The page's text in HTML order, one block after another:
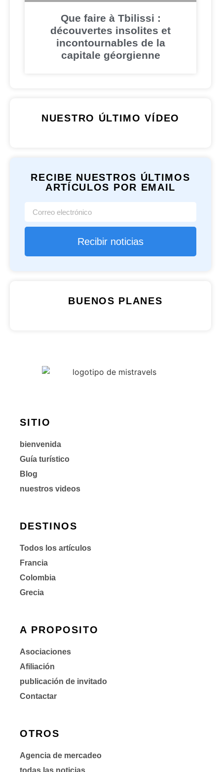
Que faire à Tbilissi :
découvertes insolites et
incontournables de la
capitale géorgienne
NUESTRO ÚLTIMO VÍDEO
RECIBE NUESTROS ÚLTIMOS
ARTÍCULOS POR EMAIL
Recibir noticias
BUENOS PLANES
SITIO
bienvenida
Guía turístico
Blog
nuestros videos
DESTINOS
Todos los artículos
Francia
Colombia
Grecia
A PROPOSITO
Asociaciones
Afiliación
publicación de invitado
Contactar
OTROS
Agencia de mercadeo
todas las noticias